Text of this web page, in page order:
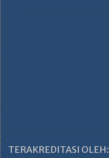
TERAKREDITASI OLEH: